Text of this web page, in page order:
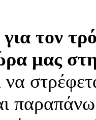
τον
μας
να